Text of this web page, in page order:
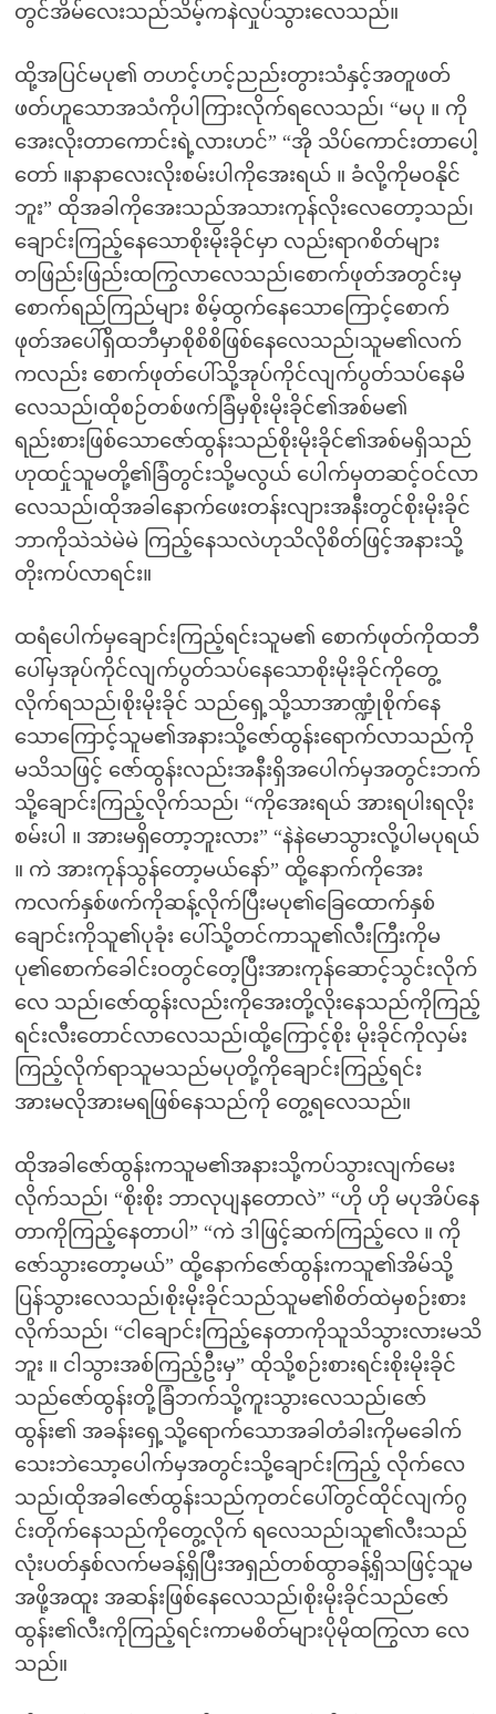
တွင်အိမ်လေးသည်သိမ့်ကနဲလှုပ်သွားလေသည်။
ထို့အပြင်မပု၏ တဟင့်ဟင့်ညည်းတွားသံနှင့်အတူဖတ်
ဖတ်ဟူသောအသံကိုပါကြားလိုက်ရလေသည်၊ “မပု ။ ကို
အေးလိုးတာကောင်းရဲ့လားဟင်” “အို သိပ်ကောင်းတာပေါ့
တော် ။နာနာလေးလိုးစမ်းပါကိုအေးရယ် ။ ခံလို့ကိုမဝနိုင်
ဘူး” ထိုအခါကိုအေးသည်အသားကုန်လိုးလေတော့သည်၊
ချောင်းကြည့်နေသောစိုးမိုးခိုင်မှာ လည်းရာဂစိတ်များ
တဖြည်းဖြည်းထကြွလာလေသည်၊စောက်ဖုတ်အတွင်းမှ
စောက်ရည်ကြည်များ စိမ့်ထွက်နေသောကြောင့်စောက်
ဖုတ်အပေါ်ရှိထဘီမှာစိုစိစိဖြစ်နေလေသည်၊သူမ၏လက်
ကလည်း စောက်ဖုတ်ပေါ်သို့အုပ်ကိုင်လျက်ပွတ်သပ်နေမိ
လေသည်၊ထိုစဉ်တစ်ဖက်ခြံမှစိုးမိုးခိုင်၏အစ်မ၏
ရည်းစားဖြစ်သောဇော်ထွန်းသည်စိုးမိုးခိုင်၏အစ်မရှိသည်
ဟုထင်ှုသူမတို့၏ခြံတွင်းသို့မလွယ် ပေါက်မှတဆင့်ဝင်လာ
လေသည်၊ထိုအခါနောက်ဖေးတန်းလျားအနီးတွင်စိုးမိုးခိုင်
ဘာကိုသဲသဲမဲမဲ ကြည့်နေသလဲဟုသိလိုစိတ်ဖြင့်အနားသို့
တိုးကပ်လာရင်း။
ထရံပေါက်မှချောင်းကြည့်ရင်းသူမ၏ စောက်ဖုတ်ကိုထဘီ
ပေါ်မှအုပ်ကိုင်လျက်ပွတ်သပ်နေသောစိုးမိုးခိုင်ကိုတွေ့
လိုက်ရသည်၊စိုးမိုးခိုင် သည်ရှေ့သို့သာအာဏ္ဍုံစိုက်နေ
သောကြောင့်သူမ၏အနားသို့ဇော်ထွန်းရောက်လာသည်ကို
မသိသဖြင့် ဇော်ထွန်းလည်းအနီးရှိအပေါက်မှအတွင်းဘက်
သို့ချောင်းကြည့်လိုက်သည်၊ “ကိုအေးရယ် အားရပါးရလိုး
စမ်းပါ ။ အားမရှိတော့ဘူးလား” “နဲနဲမောသွားလို့ပါမပုရယ်
။ ကဲ အားကုန်သွန်တော့မယ်နော်” ထို့နောက်ကိုအေး
ကလက်နှစ်ဖက်ကိုဆန့်လိုက်ပြီးမပု၏ခြေထောက်နှစ်
ချောင်းကိုသူ၏ပုခုံး ပေါ်သို့တင်ကာသူ၏လီးကြီးကိုမ
ပု၏စောက်ခေါင်းဝတွင်တေ့ပြီးအားကုန်ဆောင့်သွင်းလိုက်
လေ သည်၊ဇော်ထွန်းလည်းကိုအေးတို့လိုးနေသည်ကိုကြည့်
ရင်းလီးတောင်လာလေသည်၊ထို့ကြောင့်စိုး မိုးခိုင်ကိုလှမ်း
ကြည့်လိုက်ရာသူမသည်မပုတို့ကိုချောင်းကြည့်ရင်း
အားမလိုအားမရဖြစ်နေသည်ကို တွေ့ရလေသည်။
ထိုအခါဇော်ထွန်းကသူမ၏အနားသို့ကပ်သွားလျက်မေး
လိုက်သည်၊ “စိုးစိုး ဘာလုပျနတောလဲ” “ဟို ဟို မပုအိပ်နေ
တာကိုကြည့်နေတာပါ” “ကဲ ဒါဖြင့်ဆက်ကြည့်လေ ။ ကို
ဇော်သွားတော့မယ်” ထို့နောက်ဇော်ထွန်းကသူ၏အိမ်သို့
ပြန်သွားလေသည်၊စိုးမိုးခိုင်သည်သူမ၏စိတ်ထဲမှစဉ်းစား
လိုက်သည်၊ “ငါချောင်းကြည့်နေတာကိုသူသိသွားလားမသိ
ဘူး ။ ငါသွားအစ်ကြည့်ဦးမှ” ထိုသို့စဉ်းစားရင်းစိုးမိုးခိုင်
သည်ဇော်ထွန်းတို့ခြံဘက်သို့ကူးသွားလေသည်၊ဇော်
ထွန်း၏ အခန်းရှေ့သို့ရောက်သောအခါတံခါးကိုမခေါက်
သေးဘဲသော့ပေါက်မှအတွင်းသို့ချောင်းကြည့် လိုက်လေ
သည်၊ထိုအခါဇော်ထွန်းသည်ကုတင်ပေါ်တွင်ထိုင်လျက်ဂွ
င်းတိုက်နေသည်ကိုတွေ့လိုက် ရလေသည်၊သူ၏လီးသည်
လုံးပတ်နှစ်လက်မခန့်ရှိပြီးအရှည်တစ်ထွာခန့်ရှိသဖြင့်သူမ
အဖို့အထူး အဆန်းဖြစ်နေလေသည်၊စိုးမိုးခိုင်သည်ဇော်
ထွန်း၏လီးကိုကြည့်ရင်းကာမစိတ်များပိုမိုထကြွလာ လေ
သည်။